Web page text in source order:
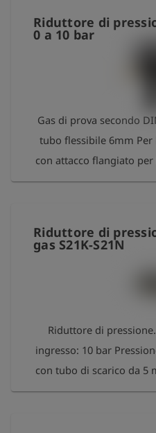
Riduttore di
0 a 10 bar
Gas di prova secondo
tubo flessibile 6mm
con attacco flangiato
secondo DIN 477 No.
Riduttore di
gas S21K-S21N
Riduttore di
ingresso: 10 bar
con tubo di scarico da 5
2,4 m³/h